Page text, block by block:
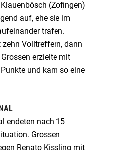
(Zofingen)
auf, ehe sie im
trafen.
Volltreffern, dann
erzielte mit
und kam so eine
endeten nach 15
Grossen
Renato Kissling mit